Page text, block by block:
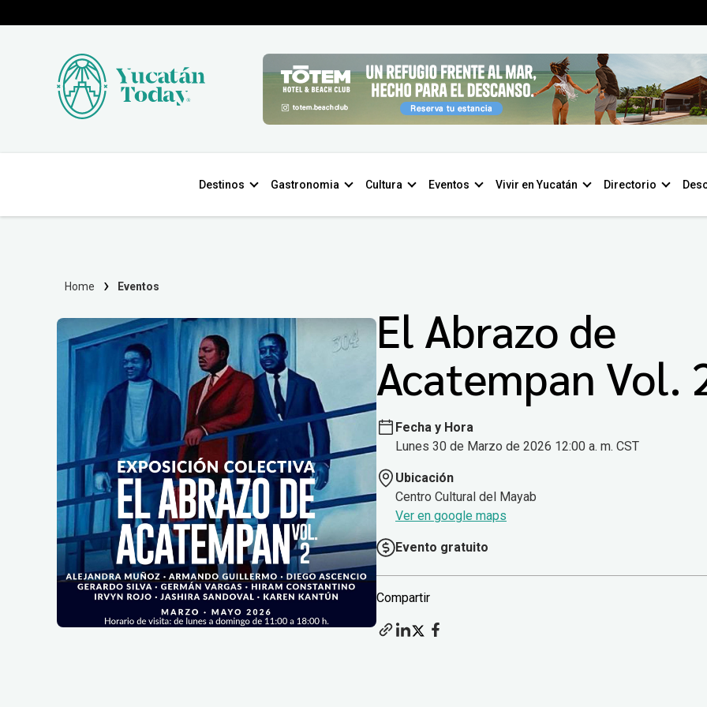
Destinos Gastronomia Cultura Eventos Vivir en Yucatán Directorio
Home Eventos
El Abrazo de
Acatempan Vol.
Fecha y Hora
Lunes 30 de Marzo de 2026 12:00 a. m. CST
Ubicación
Centro Cultural del Mayab
Ver en google maps
Evento gratuito
Compartir